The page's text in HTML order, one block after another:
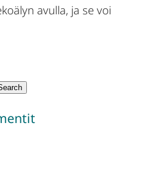
avulla, ja se voi